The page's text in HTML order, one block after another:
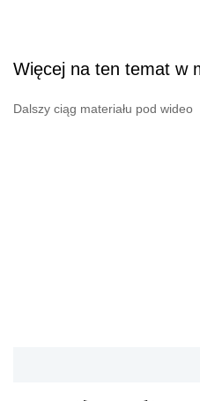
Więcej na ten temat w
Dalszy ciąg materiału pod wideo